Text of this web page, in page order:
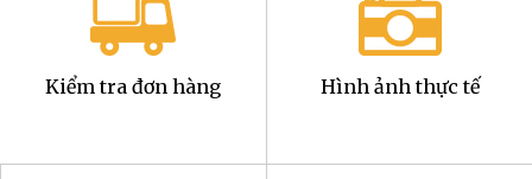
Kiểm tra đơn hàng Hình ảnh thực tế